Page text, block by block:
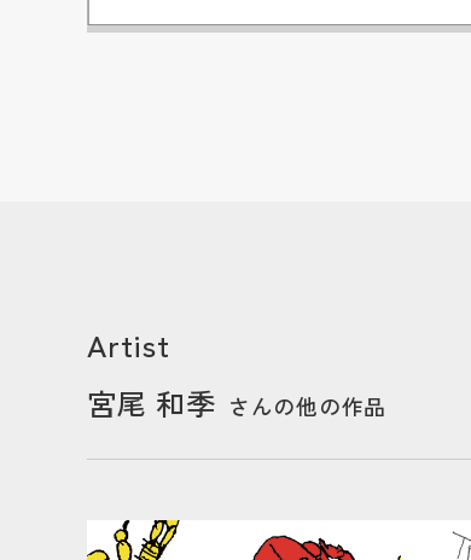
Artist
宮尾 和季 さんの他の作品